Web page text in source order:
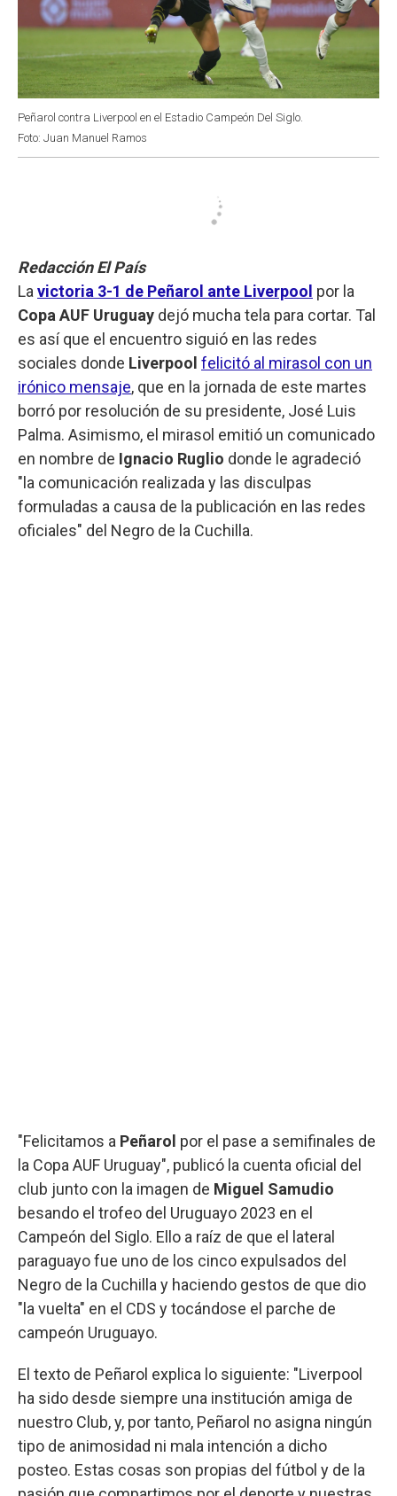
Peñarol contra Liverpool en el Estadio Campeón Del Siglo.
Foto: Juan Manuel Ramos
Redacción El País
La victoria 3-1 de Peñarol ante Liverpool por la
Copa AUF Uruguay dejó mucha tela para cortar. Tal
es así que el encuentro siguió en las redes
sociales donde Liverpool felicitó al mirasol con un
irónico mensaje, que en la jornada de este martes
borró por resolución de su presidente, José Luis
Palma. Asimismo, el mirasol emitió un comunicado
en nombre de Ignacio Ruglio donde le agradeció
"la comunicación realizada y las disculpas
formuladas a causa de la publicación en las redes
oficiales" del Negro de la Cuchilla.
"Felicitamos a Peñarol por el pase a semifinales de
la Copa AUF Uruguay", publicó la cuenta oficial del
club junto con la imagen de Miguel Samudio
besando el trofeo del Uruguayo 2023 en el
Campeón del Siglo. Ello a raíz de que el lateral
paraguayo fue uno de los cinco expulsados del
Negro de la Cuchilla y haciendo gestos de que dio
"la vuelta" en el CDS y tocándose el parche de
campeón Uruguayo.
El texto de Peñarol explica lo siguiente: "Liverpool
ha sido desde siempre una institución amiga de
nuestro Club, y, por tanto, Peñarol no asigna ningún
tipo de animosidad ni mala intención a dicho
posteo. Estas cosas son propias del fútbol y de la